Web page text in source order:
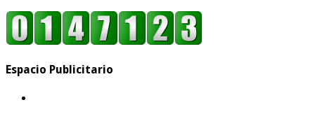
Espacio Publicitario